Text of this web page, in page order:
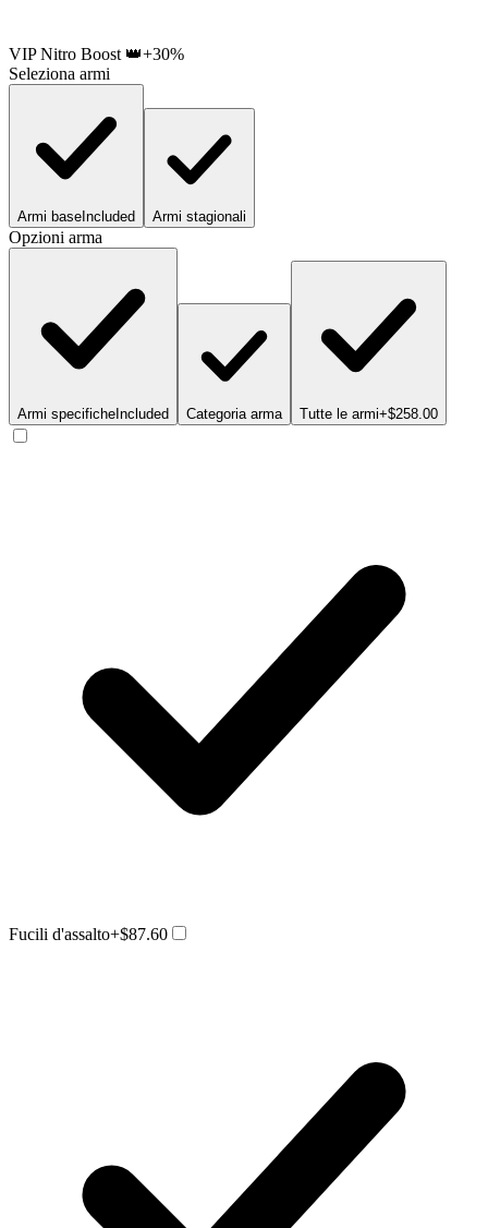
VIP Nitro Boost 👑+30%
Seleziona armi
Armi base Included Armi stagionali
Opzioni arma
Armi specifiche Included Categoria arma Tutte le armi+$258.00
Fucili d'assalto+$87.60